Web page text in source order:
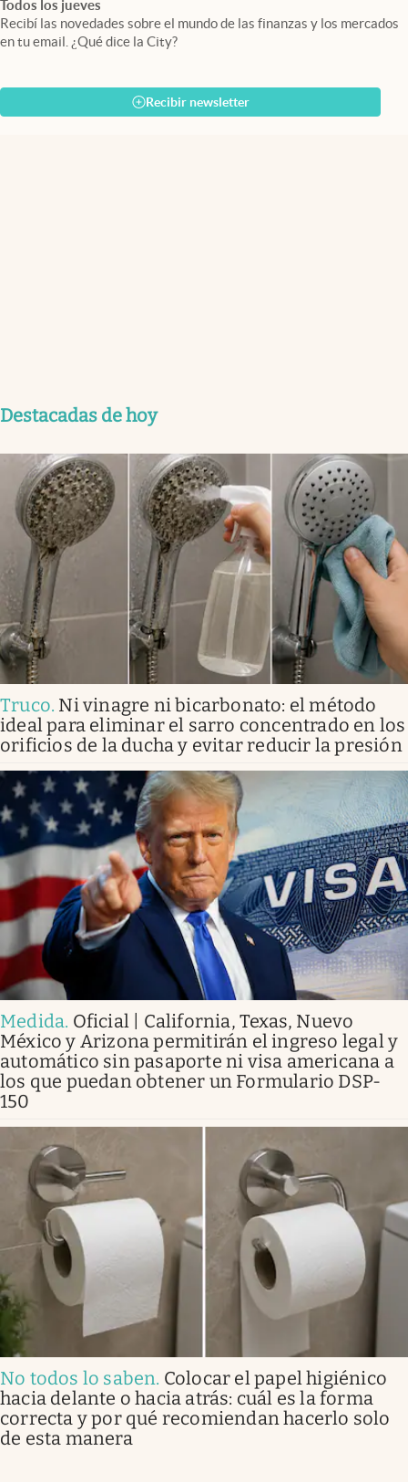
Todos los jueves
Recibí las novedades sobre el mundo de las finanzas y los mercados
en tu email. ¿Qué dice la City?
Recibir newsletter
Destacadas de hoy
Truco. Ni vinagre ni bicarbonato: el método
ideal para eliminar el sarro concentrado en los
orificios de la ducha y evitar reducir la presión
Medida. Oficial | California, Texas, Nuevo
México y Arizona permitirán el ingreso legal y
automático sin pasaporte ni visa americana a
los que puedan obtener un Formulario DSP-
150
No todos lo saben. Colocar el papel higiénico
hacia delante o hacia atrás: cuál es la forma
correcta y por qué recomiendan hacerlo solo
de esta manera